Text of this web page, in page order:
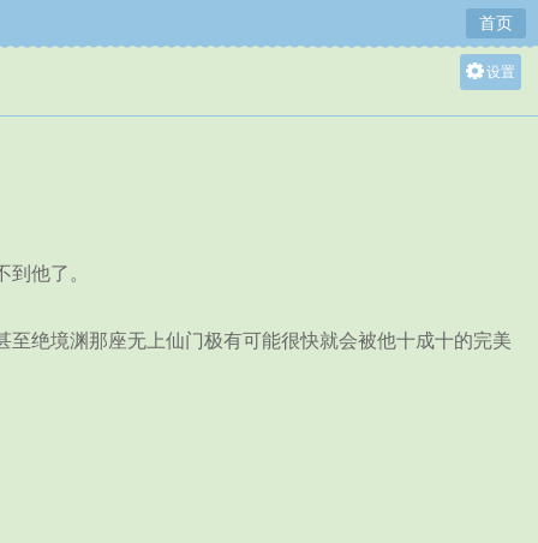
首页
设置
他了。
绝境渊那座无上仙门极有可能很快就会被他十成十的完美